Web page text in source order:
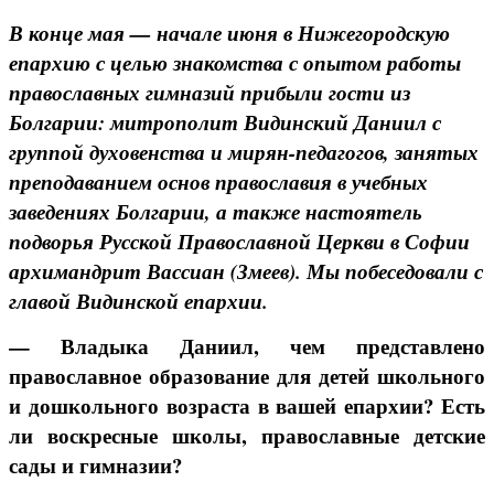
В конце мая — начале июня в Нижегородскую
епархию с целью знакомства с опытом работы
православных гимназий прибыли гости из
Болгарии: митрополит Видинский Даниил с
группой духовенства и мирян-педагогов, занятых
преподаванием основ православия в учебных
заведениях Болгарии, а также настоятель
подворья Русской Православной Церкви в Софии
архимандрит Вассиан (Змеев). Мы побеседовали с
главой Видинской епархии.
— Владыка Даниил, чем представлено
православное образование для детей школьного
и дошкольного возраста в вашей епархии? Есть
ли воскресные школы, православные детские
сады и гимназии?